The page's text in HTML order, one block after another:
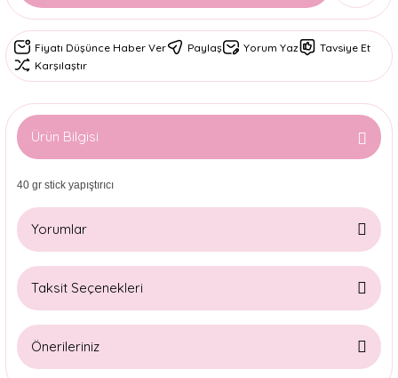
Fiyatı Düşünce Haber Ver Paylaş Yorum Yaz
Tavsiye Et
Karşılaştır
Ürün Bilgisi
40 gr stick yapıştırıcı
Yorumlar
Taksit Seçenekleri
Önerileriniz